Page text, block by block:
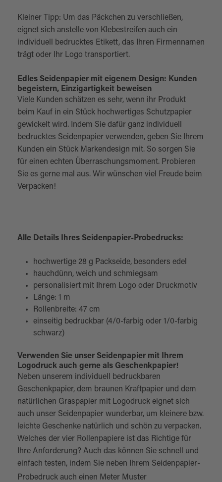
Kleiner Tipp: Um das Päckchen zu verschließen,
eignet sich anstelle von Klebestreifen auch ein
individuell bedrucktes Etikett, das Ihren Firmennamen
trägt oder Ihr Logo transportiert.
Edles Seidenpapier mit eigenem Design: Kunden
begeistern, Einzigartigkeit beweisen
Viele Kunden schätzen es sehr, wenn ihr Produkt
beim Kauf in ein Stück hochwertiges Schutzpapier
gewickelt wird. Indem Sie dafür ganz individuell
bedrucktes Seidenpapier verwenden, geben Sie Ihrem
Kunden ein Stück Markendesign mit. So sorgen Sie
für einen echten Überraschungsmoment. Probieren
Sie es gerne mal aus. Wir wünschen viel Freude beim
Verpacken!
Alle Details Ihres Seidenpapier-Probedrucks:
hochwertige 28 g Packseide, besonders edel
hauchdünn, weich und schmiegsam
personalisiert mit Ihrem Logo oder Druckmotiv
Länge: 1 m
Rollenbreite: 47 cm
einseitig bedruckbar (4/0-farbig oder 1/0-farbig
schwarz)
Verwenden Sie unser Seidenpapier mit Ihrem
Logodruck auch gerne als Geschenkpapier!
Neben unserem individuell bedruckbaren
Geschenkpapier, dem braunen Kraftpapier und dem
natürlichen Graspapier mit Logodruck eignet sich
auch unser Seidenpapier wunderbar, um kleinere bzw.
leichte Geschenke natürlich und schön zu verpacken.
Welches der vier Rollenpapiere ist das Richtige für
Ihre Anforderung? Auch das können Sie schnell und
einfach testen, indem Sie neben Ihrem Seidenpapier-
Probedruck auch einen Meter Muster